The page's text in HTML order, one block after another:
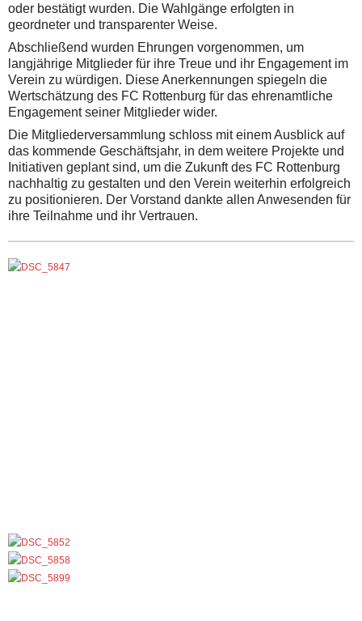
oder bestätigt wurden. Die Wahlgänge erfolgten in
geordneter und transparenter Weise.
Abschließend wurden Ehrungen vorgenommen, um
langjährige Mitglieder für ihre Treue und ihr Engagement im
Verein zu würdigen. Diese Anerkennungen spiegeln die
Wertschätzung des FC Rottenburg für das ehrenamtliche
Engagement seiner Mitglieder wider.
Die Mitgliederversammlung schloss mit einem Ausblick auf
das kommende Geschäftsjahr, in dem weitere Projekte und
Initiativen geplant sind, um die Zukunft des FC Rottenburg
nachhaltig zu gestalten und den Verein weiterhin erfolgreich
zu positionieren. Der Vorstand dankte allen Anwesenden für
ihre Teilnahme und ihr Vertrauen.